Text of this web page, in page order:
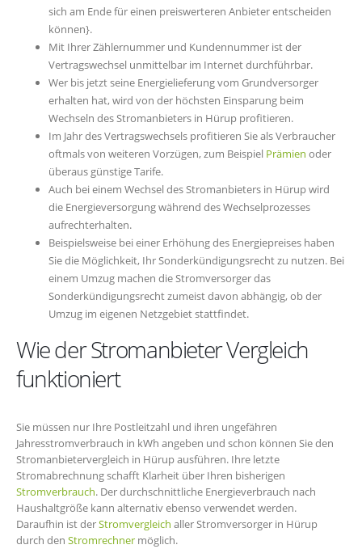
sich am Ende für einen preiswerteren Anbieter entscheiden
können}.
Mit Ihrer Zählernummer und Kundennummer ist der
Vertragswechsel unmittelbar im Internet durchführbar.
Wer bis jetzt seine Energielieferung vom Grundversorger
erhalten hat, wird von der höchsten Einsparung beim
Wechseln des Stromanbieters in Hürup profitieren.
Im Jahr des Vertragswechsels profitieren Sie als Verbraucher
oftmals von weiteren Vorzügen, zum Beispiel Prämien oder
überaus günstige Tarife.
Auch bei einem Wechsel des Stromanbieters in Hürup wird
die Energieversorgung während des Wechselprozesses
aufrechterhalten.
Beispielsweise bei einer Erhöhung des Energiepreises haben
Sie die Möglichkeit, Ihr Sonderkündigungsrecht zu nutzen. Bei
einem Umzug machen die Stromversorger das
Sonderkündigungsrecht zumeist davon abhängig, ob der
Umzug im eigenen Netzgebiet stattfindet.
Wie der Stromanbieter Vergleich
funktioniert
Sie müssen nur Ihre Postleitzahl und ihren ungefähren
Jahresstromverbrauch in kWh angeben und schon können Sie den
Stromanbietervergleich in Hürup ausführen. Ihre letzte
Stromabrechnung schafft Klarheit über Ihren bisherigen
Stromverbrauch. Der durchschnittliche Energieverbrauch nach
Haushaltgröße kann alternativ ebenso verwendet werden.
Daraufhin ist derStromvergleich aller Stromversorger in Hürup
durch den Stromrechner möglich.